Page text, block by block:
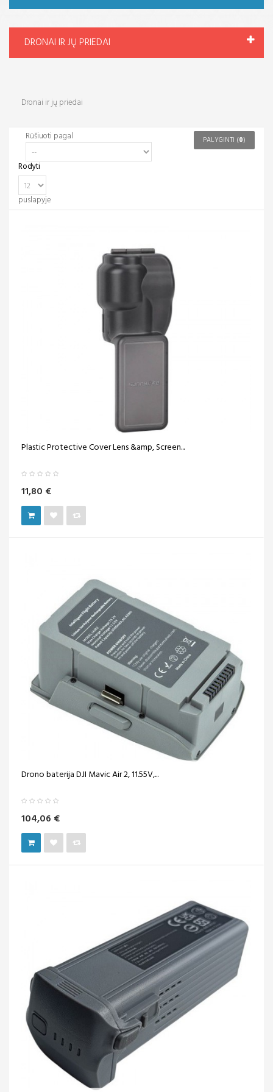
DRONAI IR JŲ PRIEDAI
Dronai ir jų priedai
Rūšiuoti pagal
Rodyti
puslapyje
PALYGINTI (0)
Plastic Protective Cover Lens &amp, Screen...
11,80 €
Drono baterija DJI Mavic Air 2, 11.55V,...
104,06 €